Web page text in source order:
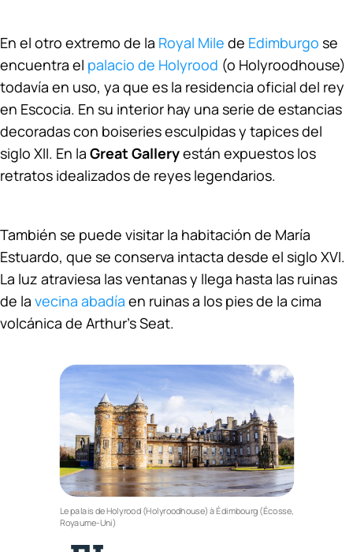
En el otro extremo de la Royal Mile de Edimburgo se
encuentra el palacio de Holyrood (o Holyroodhouse)
todavía en uso, ya que es la residencia oficial del rey
en Escocia. En su interior hay una serie de estancias
decoradas con boiseries esculpidas y tapices del
siglo XII. En la Great Galleryestán expuestos los
retratos idealizados de reyes legendarios.
También se puede visitar la habitación de María
Estuardo, que se conserva intacta desde el siglo XVI.
La luz atraviesa las ventanas y llega hasta las ruinas
de la vecina abadía en ruinas a los pies de la cima
volcánica de Arthur’s Seat.
Le palais de Holyrood (Holyroodhouse) à Édimbourg (Écosse,
Royaume-Uni)